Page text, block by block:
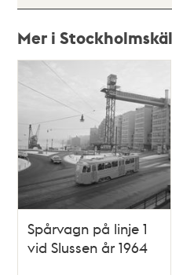
Mer i
Relaterade
poster
teman
Spårvagn på linje 1
vid Slussen år 1964